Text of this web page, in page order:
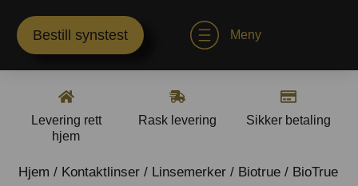
Bestill synstest Meny
Levering rett
hjem
Rask levering Sikker betaling
Hjem / Kontaktlinser / Linsemerker / Biotrue / BioTrue